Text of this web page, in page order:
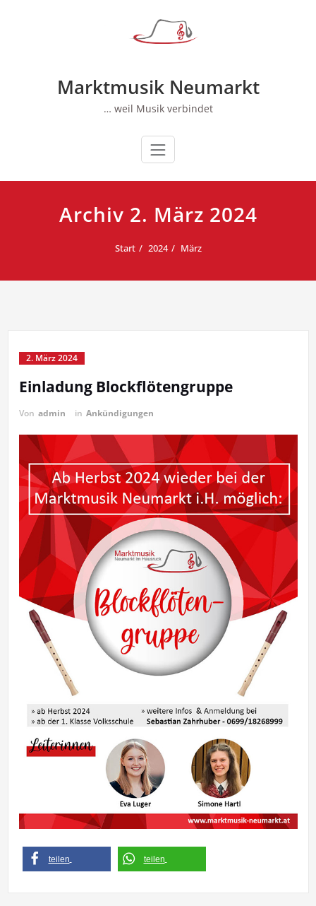
Marktmusik Neumarkt
… weil Musik verbindet
Archiv 2. März 2024
Start 2024 März
2. März 2024
Einladung Blockflötengruppe
Von admin in Ankündigungen
teilen teilen